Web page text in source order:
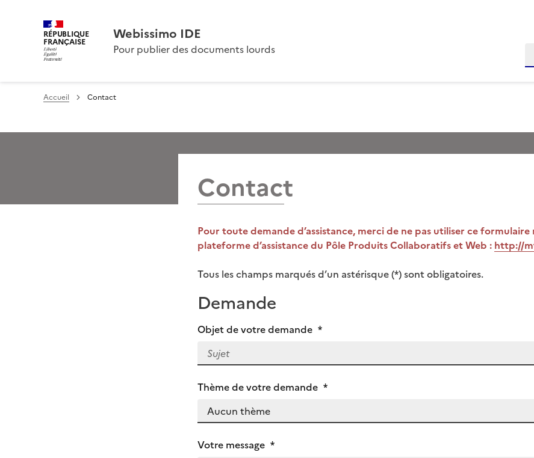
RÉPUBLIQUE
FRANÇAISE Webissimo IDE
Pour publier des documents lourds
Accueil Contact
Contact
Pour toute demande d’assistance, merci de ne pas utiliser ce formulaire
plateforme d’assistance du Pôle Produits Collaboratifs et Web : http://
Tous les champs marqués d’un astérisque (*) sont obligatoires.
Demande
Objet de votre demande *
Thème de votre demande *
Votre message *